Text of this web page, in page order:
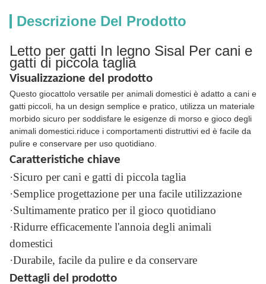
Descrizione Del Prodotto
Letto per gatti In legno Sisal Per cani e
gatti di piccola taglia
Visualizzazione del prodotto
Questo giocattolo versatile per animali domestici è adatto a cani e
gatti piccoli, ha un design semplice e pratico, utilizza un materiale
morbido sicuro per soddisfare le esigenze di morso e gioco degli
animali domestici.riduce i comportamenti distruttivi ed è facile da
pulire e conservare per uso quotidiano.
Caratteristiche chiave
·Sicuro per cani e gatti di piccola taglia
·Semplice progettazione per una facile utilizzazione
·Sultimamente pratico per il gioco quotidiano
·Ridurre efficacemente l'annoia degli animali
domestici
·Durabile, facile da pulire e da conservare
Dettagli del prodotto